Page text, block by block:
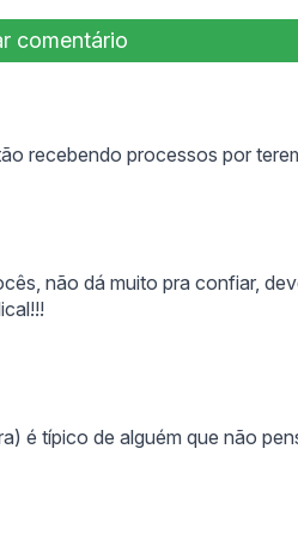
recebendo processos por
não dá muito pra confiar,
é típico de alguém que não